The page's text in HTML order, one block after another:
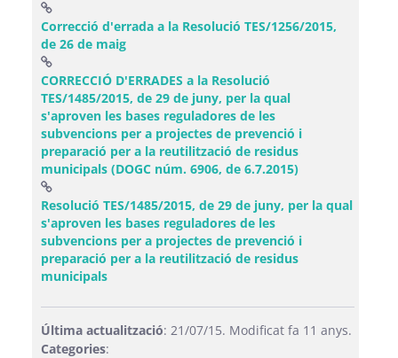
Correcció d'errada a la Resolució TES/1256/2015,
de 26 de maig(Obre una finestra nova)
CORRECCIÓ D'ERRADES a la Resolució
TES/1485/2015, de 29 de juny, per la qual
s'aproven les bases reguladores de les
subvencions per a projectes de prevenció i
preparació per a la reutilització de residus
municipals (DOGC núm. 6906, de 6.7.2015)(Obre una
Resolució TES/1485/2015, de 29 de juny, per la qual
s'aproven les bases reguladores de les
subvencions per a projectes de prevenció i
preparació per a la reutilització de residus
municipals(Obre una finestra nova)
Última actualització: 21/07/15. Modificat fa 11 anys.
Categories: